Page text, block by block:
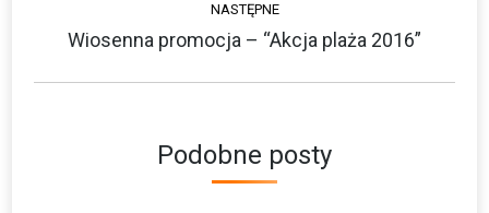
NASTĘPNE
Następny
Wiosenna promocja – “Akcja plaża 2016”
Podobne posty